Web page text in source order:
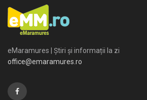
eMaramures | Știri și informații la zi
office@emaramures.ro